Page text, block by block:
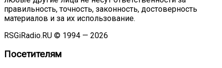
правильность, точность, законность, достоверность
материалов и за их использование.
RSGiRadio.RU © 1994 — 2026
Посетителям